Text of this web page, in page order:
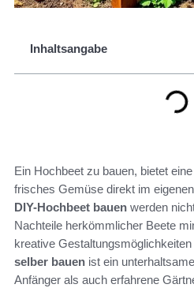
Inhaltsangabe
Ein Hochbeet zu bauen, bietet
frisches Gemüse direkt im
DIY-Hochbeet bauen werden
Nachteile herkömmlicher Beete
kreative
selber bauen ist ein
Anfänger als auch erfahrene